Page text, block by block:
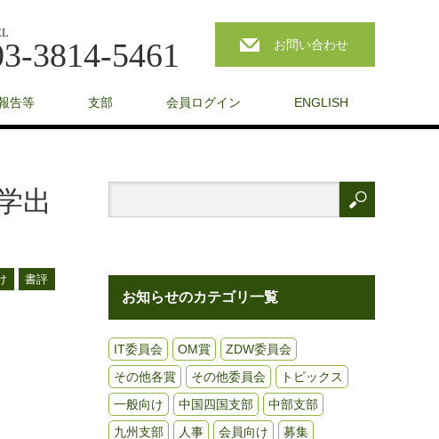
3814-5461 お問い合わせ
告等 支部 会員ログイン ENGLISH
出
書評
お知らせのカテゴリ一覧
IT委員会 OM賞
ZDW委員会
その他各賞
その他委員会
トピックス
一般向け
中国四国支部
中部支部
九州支部
人事 会員向け
募集